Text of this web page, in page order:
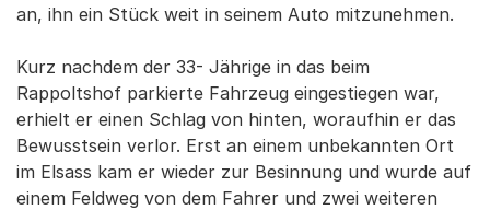
an, ihn ein Stück weit in seinem Auto mitzunehmen.
Kurz nachdem der 33- Jährige in das beim
Rappoltshof parkierte Fahrzeug eingestiegen war,
erhielt er einen Schlag von hinten, woraufhin er das
Bewusstsein verlor. Erst an einem unbekannten Ort
im Elsass kam er wieder zur Besinnung und wurde auf
einem Feldweg von dem Fahrer und zwei weiteren